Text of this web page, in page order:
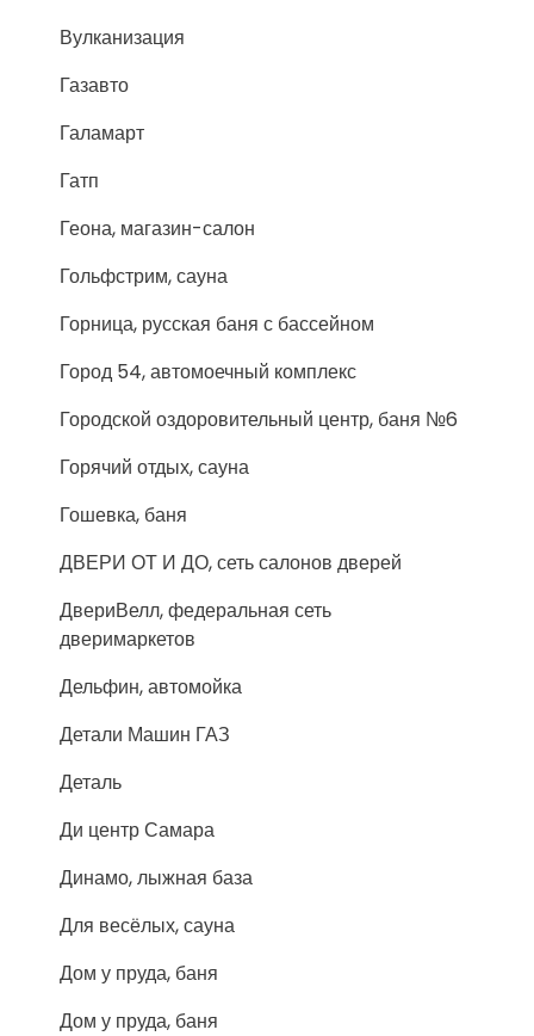
Вулканизация
Газавто
Галамарт
Гатп
Геона, магазин-салон
Гольфстрим, сауна
Горница, русская баня с бассейном
Город 54, автомоечный комплекс
Городской оздоровительный центр, баня №6
Горячий отдых, сауна
Гошевка, баня
ДВЕРИ ОТ И ДО, сеть салонов дверей
ДвериВелл, федеральная сеть
дверимаркетов
Дельфин, автомойка
Детали Машин ГАЗ
Деталь
Ди центр Самара
Динамо, лыжная база
Для весёлых, сауна
Дом у пруда, баня
Дом у пруда, баня